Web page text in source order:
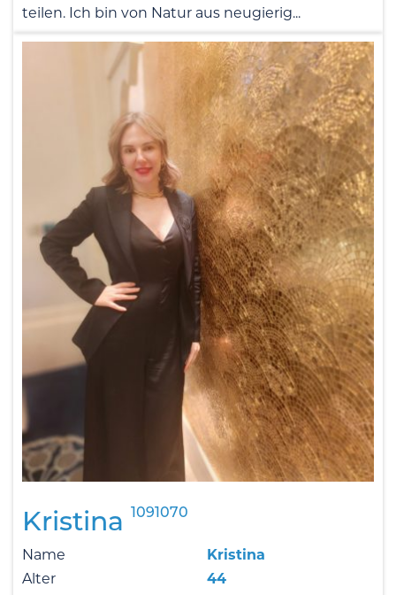
teilen. Ich bin von Natur aus neugierig...
Kristina 1091070
Name
Kristina
Alter
44